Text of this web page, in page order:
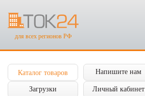
для всех регионов РФ
Каталог товаров Напишите нам
Загрузки Личный кабинет